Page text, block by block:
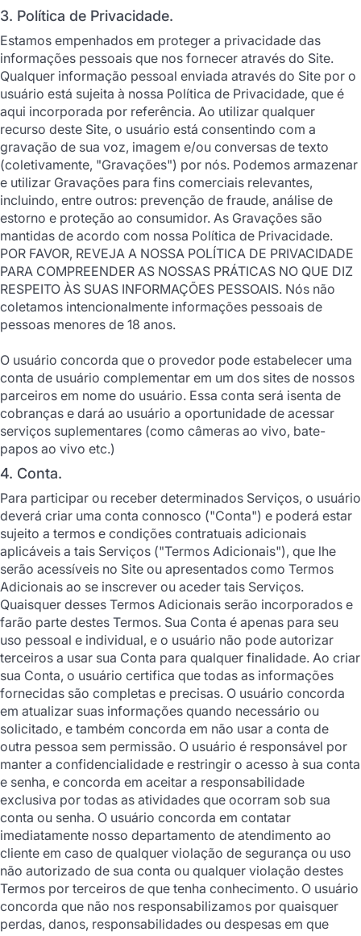
3. Política de Privacidade.
Estamos empenhados em proteger a privacidade das
informações pessoais que nos fornecer através do Site.
Qualquer informação pessoal enviada através do Site por o
usuário está sujeita à nossa Política de Privacidade, que é
aqui incorporada por referência. Ao utilizar qualquer
recurso deste Site, o usuário está consentindo com a
gravação de sua voz, imagem e/ou conversas de texto
(coletivamente, "Gravações") por nós. Podemos armazenar
e utilizar Gravações para fins comerciais relevantes,
incluindo, entre outros: prevenção de fraude, análise de
estorno e proteção ao consumidor. As Gravações são
mantidas de acordo com nossa Política de Privacidade.
POR FAVOR, REVEJA A NOSSA POLÍTICA DE PRIVACIDADE
PARA COMPREENDER AS NOSSAS PRÁTICAS NO QUE DIZ
RESPEITO ÀS SUAS INFORMAÇÕES PESSOAIS. Nós não
coletamos intencionalmente informações pessoais de
pessoas menores de 18 anos.
O usuário concorda que o provedor pode estabelecer uma
conta de usuário complementar em um dos sites de nossos
parceiros em nome do usuário. Essa conta será isenta de
cobranças e dará ao usuário a oportunidade de acessar
serviços suplementares (como câmeras ao vivo, bate-
papos ao vivo etc.)
4. Conta.
Para participar ou receber determinados Serviços, o usuário
deverá criar uma conta connosco ("Conta") e poderá estar
sujeito a termos e condições contratuais adicionais
aplicáveis a tais Serviços ("Termos Adicionais"), que lhe
serão acessíveis no Site ou apresentados como Termos
Adicionais ao se inscrever ou aceder tais Serviços.
Quaisquer desses Termos Adicionais serão incorporados e
farão parte destes Termos. Sua Conta é apenas para seu
uso pessoal e individual, e o usuário não pode autorizar
terceiros a usar sua Conta para qualquer finalidade. Ao criar
sua Conta, o usuário certifica que todas as informações
fornecidas são completas e precisas. O usuário concorda
em atualizar suas informações quando necessário ou
solicitado, e também concorda em não usar a conta de
outra pessoa sem permissão. O usuário é responsável por
manter a confidencialidade e restringir o acesso à sua conta
e senha, e concorda em aceitar a responsabilidade
exclusiva por todas as atividades que ocorram sob sua
conta ou senha. O usuário concorda em contatar
imediatamente nosso departamento de atendimento ao
cliente em caso de qualquer violação de segurança ou uso
não autorizado de sua conta ou qualquer violação destes
Termos por terceiros de que tenha conhecimento. O usuário
concorda que não nos responsabilizamos por quaisquer
perdas, danos, responsabilidades ou despesas em que